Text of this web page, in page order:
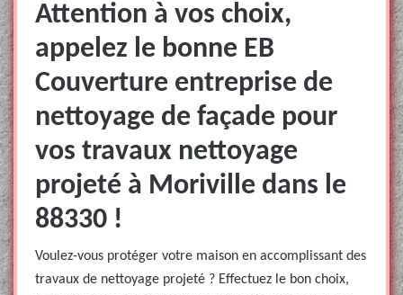
Attention à vos choix,
appelez le bonne EB
Couverture entreprise de
nettoyage de façade pour
vos travaux nettoyage
projeté à Moriville dans le
88330 !
Voulez-vous protéger votre maison en accomplissant des
travaux de nettoyage projeté ? Effectuez le bon choix,